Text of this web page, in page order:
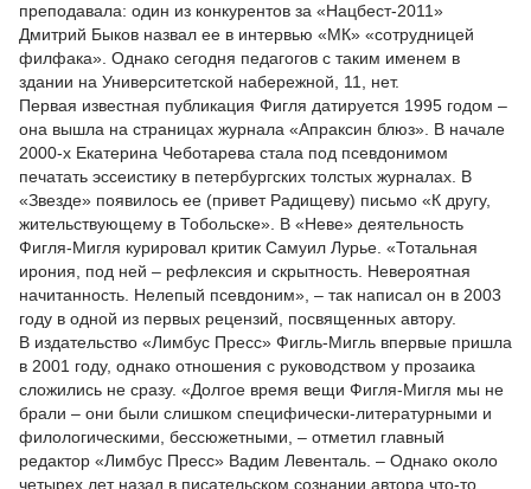
преподавала: один из конкурентов за «Нацбест-2011»
Дмитрий Быков назвал ее в интервью «МК» «сотрудницей
филфака». Однако сегодня педагогов с таким именем в
здании на Университетской набережной, 11, нет.
Первая известная публикация Фигля датируется 1995 годом –
она вышла на страницах журнала «Апраксин блюз». В начале
2000-х Екатерина Чеботарева стала под псевдонимом
печатать эссеистику в петербургских толстых журналах. В
«Звезде» появилось ее (привет Радищеву) письмо «К другу,
жительствующему в Тобольске». В «Неве» деятельность
Фигля-Мигля курировал критик Самуил Лурье. «Тотальная
ирония, под ней – рефлексия и скрытность. Невероятная
начитанность. Нелепый псевдоним», – так написал он в 2003
году в одной из первых рецензий, посвященных автору.
В издательство «Лимбус Пресс» Фигль-Мигль впервые пришла
в 2001 году, однако отношения с руководством у прозаика
сложились не сразу. «Долгое время вещи Фигля-Мигля мы не
брали – они были слишком специфически-литературными и
филологическими, бессюжетными, – отметил главный
редактор «Лимбус Пресс» Вадим Левенталь. – Однако около
четырех лет назад в писательском сознании автора что-то